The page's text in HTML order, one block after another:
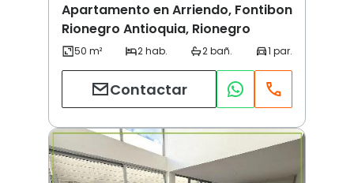
Apartamento en Arriendo, Fontibon
Rionegro Antioquia, Rionegro
Contactar